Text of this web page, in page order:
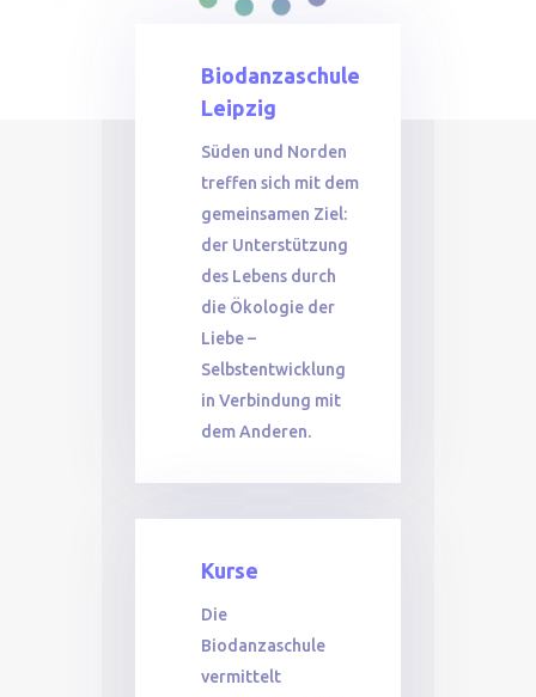
Biodanzaschule
Leipzig
Süden und Norden
treffen sich mit dem
gemeinsamen Ziel:
der Unterstützung
des Lebens durch
die Ökologie der
Liebe –
Selbstentwicklung
in Verbindung mit
dem Anderen.
Kurse
Die
Biodanzaschule
vermittelt